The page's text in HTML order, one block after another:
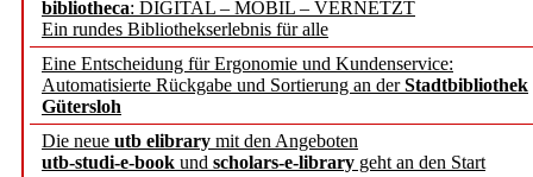
bibliotheca: DIGITAL – MOBIL – VERNETZT
Ein rundes Bibliothekserlebnis für alle
Eine Entscheidung für Ergonomie und Kundenservice:
Automatisierte Rückgabe und Sortierung an derStadtbibliothek
Gütersloh
Die neue utb elibrary mit den Angeboten
utb-studi-e-book und scholars-e-library geht an den Start
Recherchefunktionen in
Sorbisches Institut neu
Geschichte und